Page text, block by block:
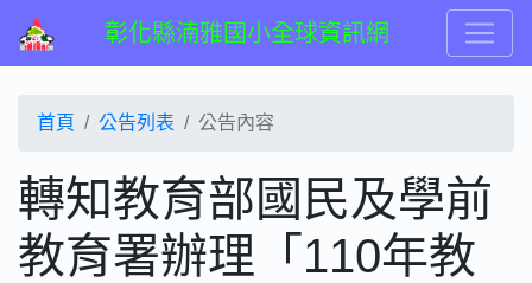
彰化縣湳雅國小全球資訊網
首頁 公告列表 公告內容
轉知教育部國民及學前
教育署辦理「110年教